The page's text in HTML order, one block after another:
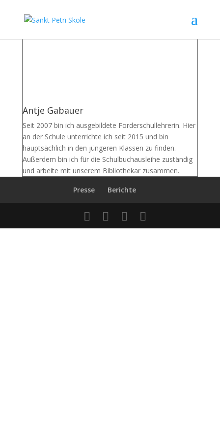
Antje Gabauer
Seit 2007 bin ich ausgebildete Förderschullehrerin. Hier
an der Schule unterrichte ich seit 2015 und bin
hauptsächlich in den jüngeren Klassen zu finden.
Außerdem bin ich für die Schulbuchausleihe zuständig
und arbeite mit unserem Bibliothekar zusammen.
Presse Berichte